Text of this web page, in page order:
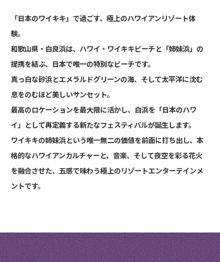
「日本のワイキキ」で過ごす、極上のハワイアンリゾート体
験。
和歌山県・白良浜は、 ハワイ・ワイキキビーチと「姉妹浜」の
提携を結ぶ、 日本で唯一の特別なビーチです。
真っ白な砂浜とエメラルドグリーンの海、 そして太平洋に沈む
息をのむほど美しいサンセット。
最高のロケーションを最大限に活かし、 白浜を「日本のハワ
イ」として再定義する新たなフェスティバルが誕生します。
ワイキキの姉妹浜という唯一無二の価値を前面に打ち出し、本
格的なハワイアンカルチャーと、音楽、 そして夜空を彩る花火
を融合させた、五感で味わう極上のリゾートエンターテインメ
ントです。